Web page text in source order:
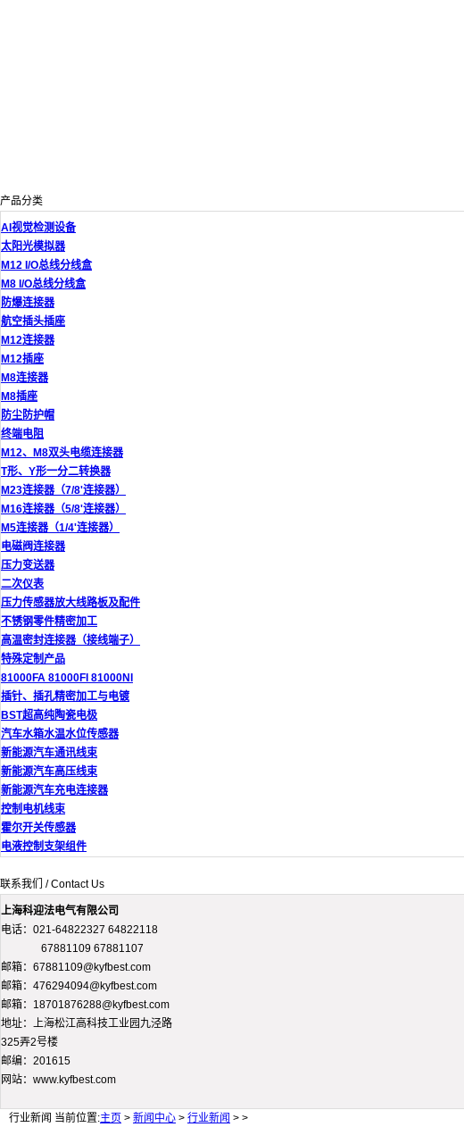
产品分类
AI视觉检测设备
太阳光模拟器
M12 I/O总线分线盒
M8 I/O总线分线盒
防爆连接器
航空插头插座
M12连接器
M12插座
M8连接器
M8插座
防尘防护帽
终端电阻
M12、M8双头电缆连接器
T形、Y形一分二转换器
M23连接器（7/8'连接器）
M16连接器（5/8'连接器）
M5连接器（1/4'连接器）
电磁阀连接器
压力变送器
二次仪表
压力传感器放大线路板及配件
不锈钢零件精密加工
高温密封连接器（接线端子）
特殊定制产品
81000FA 81000FI 81000NI
插针、插孔精密加工与电镀
BST超高纯陶瓷电极
汽车水箱水温水位传感器
新能源汽车通讯线束
新能源汽车高压线束
新能源汽车充电连接器
控制电机线束
霍尔开关传感器
电液控制支架组件
联系我们 / Contact Us
上海科迎法电气有限公司
电话：021-64822327 64822118
67881109 67881107
邮箱：67881109@kyfbest.com
邮箱：476294094@kyfbest.com
邮箱：18701876288@kyfbest.com
地址：上海松江高科技工业园九泾路
325弄2号楼
邮编：201615
网站：www.kyfbest.com
行业新闻 当前位置:主页 > 新闻中心 > 行业新闻 > >